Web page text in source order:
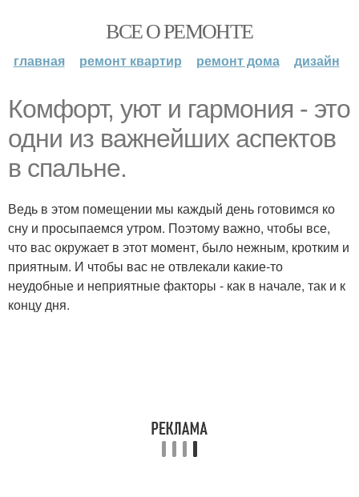
ВСЕ О РЕМОНТЕ
главная ремонт квартир ремонт дома дизайн
Комфорт, уют и гармония - это
одни из важнейших аспектов
в спальне.
Ведь в этом помещении мы каждый день готовимся ко
сну и просыпаемся утром. Поэтому важно, чтобы все,
что вас окружает в этот момент, было нежным, кротким и
приятным. И чтобы вас не отвлекали какие-то
неудобные и неприятные факторы - как в начале, так и к
концу дня.